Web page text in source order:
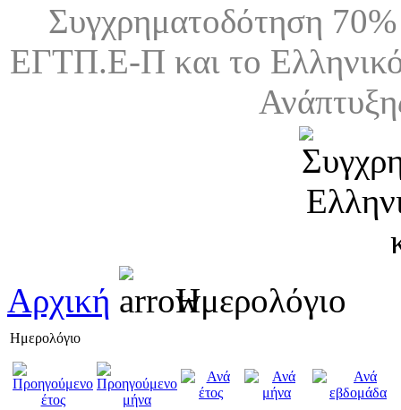
Συγχρηματοδότηση
ΕΓΤΠ.Ε-Π και το
Αρχική Ημερολόγιο
Ημερολόγιο